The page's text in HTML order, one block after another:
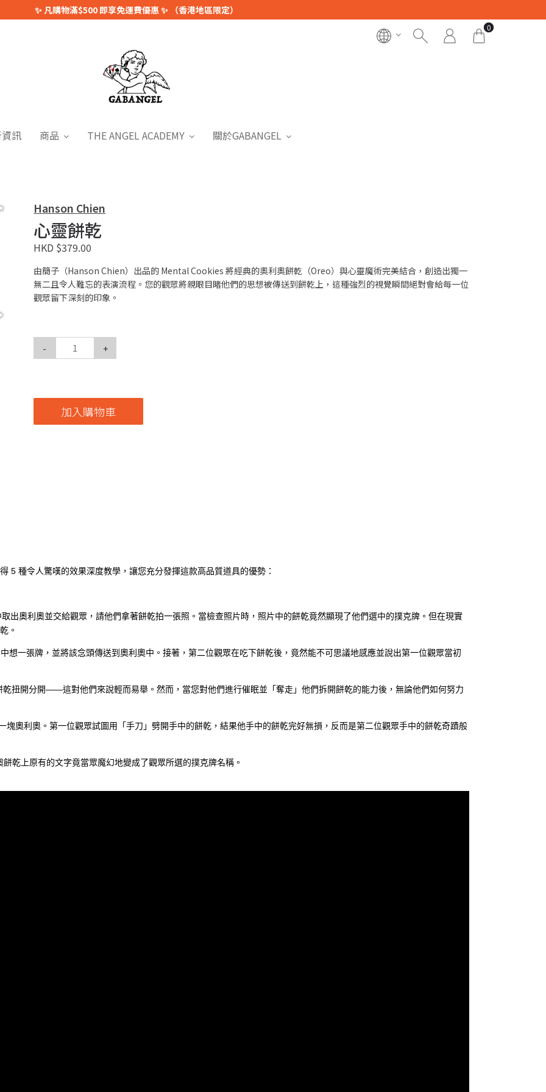
✨ 凡購物滿$500 即享免運費優惠 ✨ （香港地區限定）
0
訊 商品 THE ANGEL ACADEMY 關於GABANGEL
Hanson Chien
心靈餅乾
HKD $379.00
由簡子（Hanson Chien）出品的 Mental Cookies 將經典的奧利奧餅乾（Oreo）與心靈魔術完美結合，創造出獨一
無二且令人難忘的表演流程。您的觀眾將親眼目睹他們的思想被傳送到餅乾上，這種強烈的視覺瞬間絕對會給每一位
觀眾留下深刻的印象。
- +
加入購物車
5 種令人驚嘆的效果深度教學，讓您充分發揮這款高品質道具的優勢：
出奧利奧並交給觀眾，請他們拿著餅乾拍一張照。當檢查照片時，照片中的餅乾竟然顯現了他們選中的撲克牌。但在現實
。
想一張牌，並將該念頭傳送到奧利奧中。接著，第二位觀眾在吃下餅乾後，竟然能不可思議地感應並說出第一位觀眾當初
乾扭開分開——這對他們來說輕而易舉。然而，當您對他們進行催眠並「奪走」他們拆開餅乾的能力後，無論他們如何努力
塊奧利奧。第一位觀眾試圖用「手刀」劈開手中的餅乾，結果他手中的餅乾完好無損，反而是第二位觀眾手中的餅乾奇蹟般
乾上原有的文字竟當眾魔幻地變成了觀眾所選的撲克牌名稱。